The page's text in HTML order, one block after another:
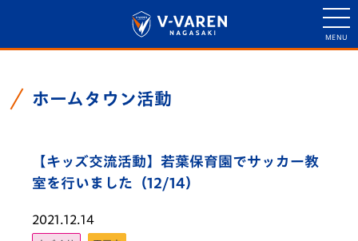
ホームタウン活動
【キッズ交流活動】若葉保育園でサッカー教
室を行いました（12/14）
2021.12.14